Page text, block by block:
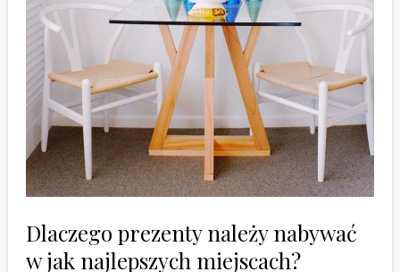
Dlaczego prezenty należy nabywać
w jak najlepszych miejscach?